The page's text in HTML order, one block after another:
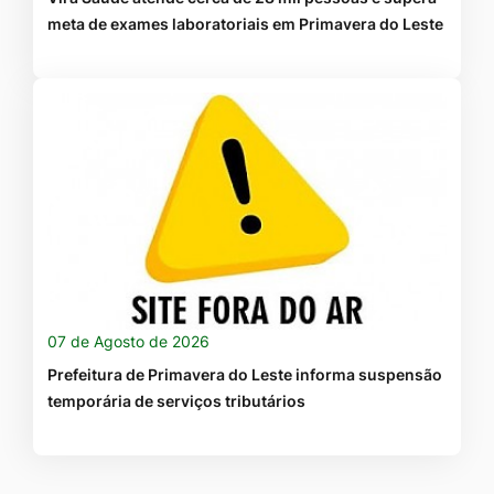
meta de exames laboratoriais em Primavera do Leste
07 de Agosto de 2026
Prefeitura de Primavera do Leste informa suspensão
temporária de serviços tributários